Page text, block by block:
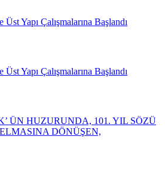
Üst Yapı Çalışmalarına Başlandı
Üst Yapı Çalışmalarına Başlandı
ÜN HUZURUNDA, 101. YIL SÖZÜ
DÖNÜŞEN,